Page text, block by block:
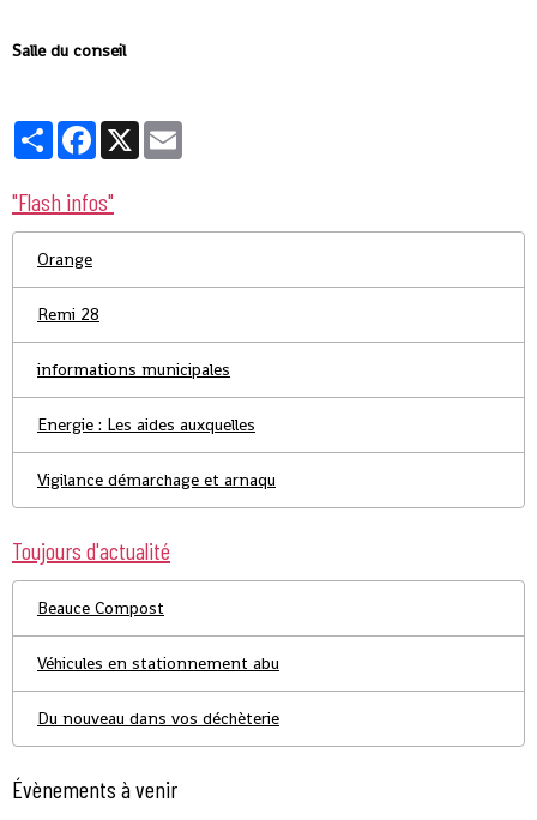
Salle du conseil
PartagerFacebook
X
"Flash infos"
Orange
Remi 28
informations municipales
Energie : Les aides auxquelles
Vigilance démarchage et arnaqu
Toujours d'actualité
Beauce Compost
Véhicules en stationnement abu
Du nouveau dans vos déchèterie
Évènements à venir